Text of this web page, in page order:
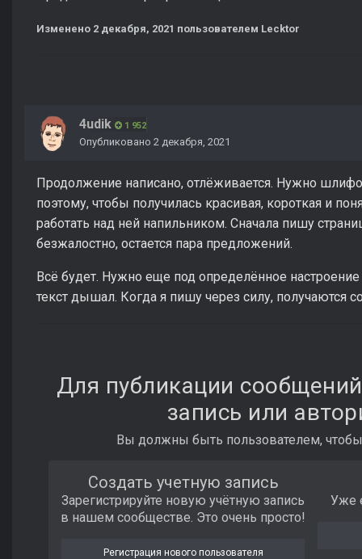
Изменено 2 декабря, 2021 пользователем Lecktor
4udik 1 952
Опубликовано 2 декабря, 2021
Продолжение написано, отлёживается. Нужно
поэтому, чтобы получилась красивая, короткая и
работать над ней напильником. Сначала пишу
безжалостно, остается пара предложений.
Всё будет. Нужно еще под определённое
текст дышал. Когда я пишу через силу, получаются
Для публикации
запись или
Вы должны быть пользователем,
Создать учетную запись
Зарегистрируйте новую учётную запись
в нашем сообществе. Это очень просто!
Регистрация нового пользователя
Уже